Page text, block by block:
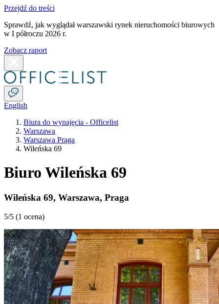
Przejdź do treści
Sprawdź, jak wyglądał warszawski rynek nieruchomości biurowych
w I półroczu 2026 r.
Zobacz raport
English
Biura do wynajęcia - Officelist
Warszawa
Warszawa Praga
Wileńska 69
Biuro Wileńska 69
Wileńska 69, Warszawa, Praga
5/5 (1 ocena)